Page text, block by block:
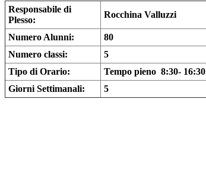
Responsabile di
Plesso:
Rocchina Valluzzi
Numero Alunni:
80
Numero classi:
5
Tipo di Orario:
Tempo pieno 8:30- 16:30
Giorni Settimanali:
5